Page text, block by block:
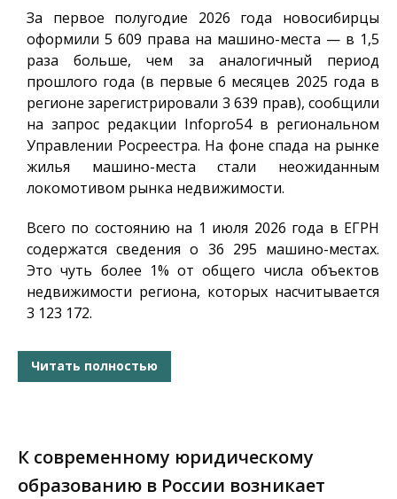
За первое полугодие 2026 года новосибирцы
оформили 5 609 права на машино-места — в 1,5
раза больше, чем за аналогичный период
прошлого года (в первые 6 месяцев 2025 года в
регионе зарегистрировали 3 639 прав), сообщили
на запрос редакции Infopro54в региональном
Управлении Росреестра. На фоне спада на рынке
жилья машино-места стали неожиданным
локомотивом рынка недвижимости.
Всего по состоянию на 1 июля 2026 года в ЕГРН
содержатся сведения о 36 295 машино-местах.
Это чуть более 1% от общего числа объектов
недвижимости региона, которых насчитывается
3 123 172.
Читать полностью
К современному юридическому
образованию в России возникает